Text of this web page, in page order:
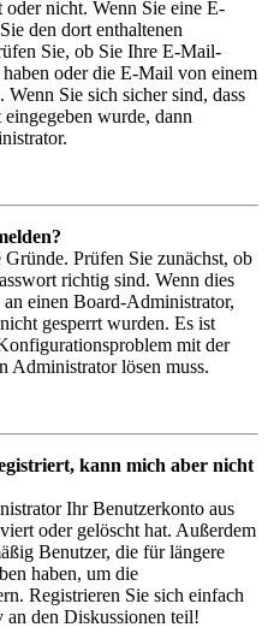
nicht. Wenn Sie eine E-
den dort enthaltenen
Sie, ob Sie Ihre E-Mail-
oder die E-Mail von einem
Sie sich sicher sind, dass
wurde, dann
Prüfen Sie zunächst, ob
richtig sind. Wenn dies
einen Board-Administrator,
gesperrt wurden. Es ist
mit der
Administrator lösen muss.
kann mich aber nicht
Ihr Benutzerkonto aus
oder gelöscht hat. Außerdem
Benutzer, die für längere
haben, um die
Registrieren Sie sich einfach
an den Diskussionen teil!